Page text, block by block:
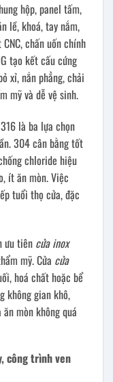
hộp, panel tấm,
lề, khoá, tay nắm,
chấn uốn chính
tạo kết cấu cứng
xỉ, nắn phẳng, chải
mỹ và dễ vệ sinh.
là ba lựa chọn
304 cân bằng tốt
chloride hiệu
ít ăn mòn. Việc
tuổi thọ cửa, đặc
ưu tiên cửa inox
mỹ. Cửa cửa
hoá chất hoặc bể
không gian khô,
mòn không quá
công trình ven